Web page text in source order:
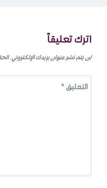
اترك تعليقاً
لن يتم نشر عنوان بريدك الإلكتروني.
التعليق*